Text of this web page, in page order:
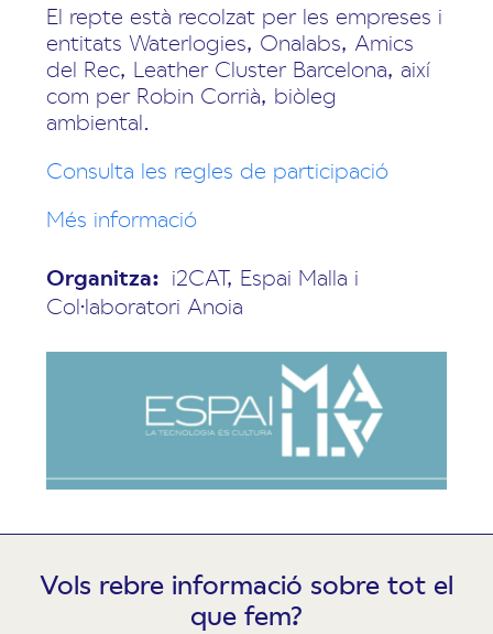
El repte està recolzat per les empreses i
entitats Waterlogies, Onalabs, Amics
del Rec, Leather Cluster Barcelona, així
com per Robin Corrià, biòleg
ambiental.
Consulta les regles de participació
Més informació
Organitza: i2CAT, Espai Malla i
Col·laboratori Anoia
Vols rebre informació sobre tot el
que fem?